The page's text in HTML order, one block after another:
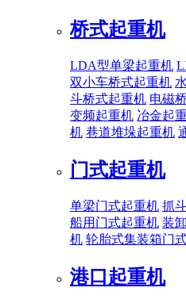
桥式起重机
LDA型单梁起重机
双小车桥式起重机
斗桥式起重机 电磁
变频起重机 冶金起
机 巷道堆垛起重机
门式起重机
单梁门式起重机 抓
船用门式起重机 装
机 轮胎式集装箱门
港口起重机